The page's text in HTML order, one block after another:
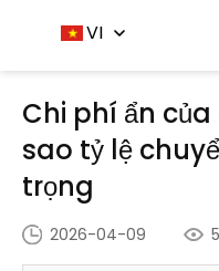
VI
Trang chủ - Trung
thăng hoa: Tại sao tỷ
Chi phí ẩn
sao tỷ lệ
trọng
2026-04-09